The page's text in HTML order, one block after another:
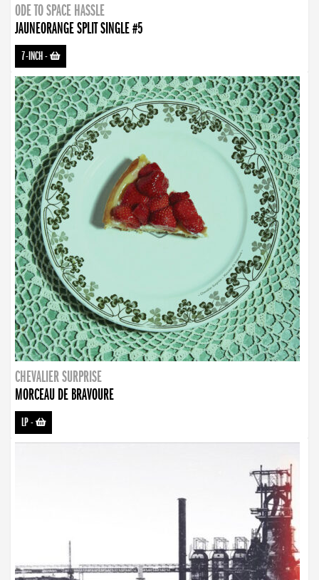
ODE TO SPACE HASSLE
JAUNEORANGE SPLIT SINGLE #5
7-INCH-
CHEVALIER SURPRISE
MORCEAU DE BRAVOURE
LP-